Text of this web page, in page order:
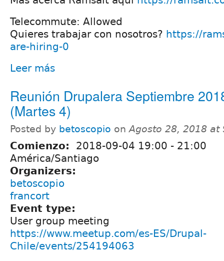
Telecommute: Allowed
Quieres trabajar con nosotros? https://
are-hiring-0
Leer más
Reunión Drupalera Septiembre
(Martes 4)
Posted by betoscopio onAgosto 28, 2018 at
Comienzo: 2018-09-04 19:00 - 21:00
América/Santiago
Organizers:
betoscopio
francort
Event type:
User group meeting
https://www.meetup.com/es-ES/Drupal-
Chile/events/254194063